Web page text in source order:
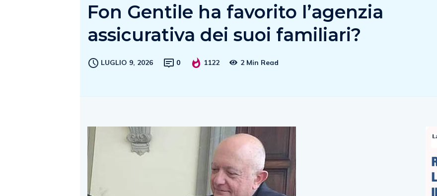
Fon Gentile ha favorito l’agenzia
assicurativa dei suoi familiari?
LUGLIO 9, 2026 0 1122 2 Min Read